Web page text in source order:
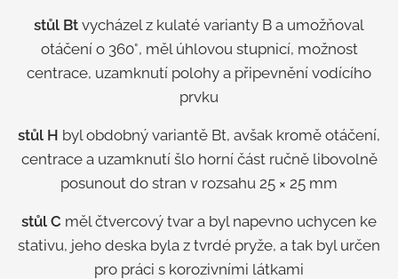
stůl Bt vycházel z kulaté varianty B a umožňoval
otáčení o 360°, měl úhlovou stupnicí, možnost
centrace, uzamknutí polohy a připevnění vodícího
prvku
stůl H byl obdobný variantě Bt, avšak kromě otáčení,
centrace a uzamknutí šlo horní část ručně libovolně
posunout do stran v rozsahu 25 × 25 mm
stůl C měl čtvercový tvar a byl napevno uchycen ke
stativu, jeho deska byla z tvrdé pryže, a tak byl určen
pro práci s korozivními látkami